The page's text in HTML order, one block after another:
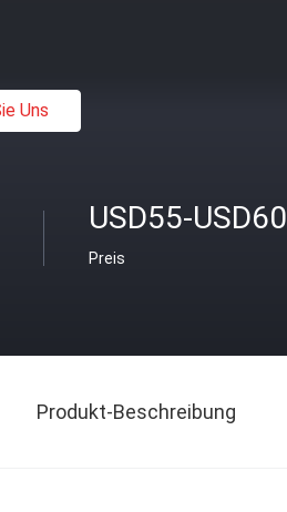
Uns
USD55-USD60
Preis
Produkt-Beschreibung